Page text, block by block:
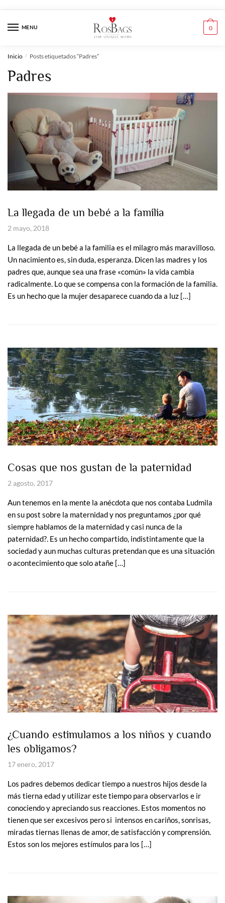
navigation
contentMENU 0
Inicio / Posts etiquetados “Padres”
Padres
La llegada de un bebé a la familia
2 mayo, 2018
La llegada de un bebé a la familia es el milagro más maravilloso.
Un nacimiento es, sin duda, esperanza. Dicen las madres y los
padres que, aunque sea una frase «común» la vida cambia
radicalmente. Lo que se compensa con la formación de la familia.
Es un hecho que la mujer desaparece cuando da a luz […]
Cosas que nos gustan de la paternidad
2 agosto, 2017
Aun tenemos en la mente la anécdota que nos contaba Ludmila
en su post sobre la maternidad y nos preguntamos ¿por qué
siempre hablamos de la maternidad y casi nunca de la
paternidad?. Es un hecho compartido, indistintamente que la
sociedad y aun muchas culturas pretendan que es una situación
o acontecimiento que solo atañe […]
¿Cuando estimulamos a los niños y cuando
les obligamos?
17 enero, 2017
Los padres debemos dedicar tiempo a nuestros hijos desde la
más tierna edad y utilizar este tiempo para observarlos e ir
conociendo y apreciando sus reacciones. Estos momentos no
tienen que ser excesivos pero si intensos en cariños, sonrisas,
miradas tiernas llenas de amor, de satisfacción y comprensión.
Estos son los mejores estímulos para los […]